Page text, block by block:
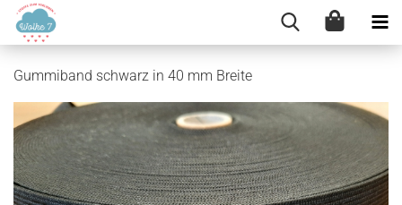
Gummiband schwarz in 40 mm Breite